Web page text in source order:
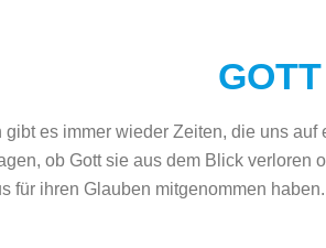
gibt es immer wieder Zeiten, die uns
ob Gott sie aus dem Blick
für ihren Glauben mitgenommen haben.